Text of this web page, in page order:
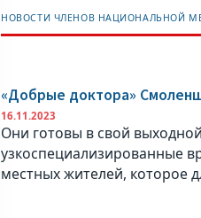
НОВОСТИ ЧЛЕНОВ НАЦИОНАЛЬНОЙ
«Добрые доктора»
16.11.2023
Они готовы в свой
узкоспециализированные
местных жителей, которое